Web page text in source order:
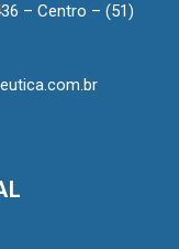
– Centro – (51)